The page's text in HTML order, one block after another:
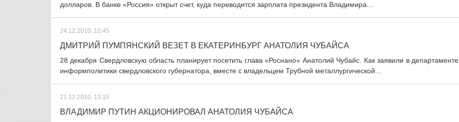
долларов. В банке «Россия» открыт счет, куда переводится зарплата президента Владимира...
24.12.2010, 10:45
ДМИТРИЙ ПУМПЯНСКИЙ ВЕЗЕТ В ЕКАТЕРИНБУРГ АНАТОЛИЯ ЧУБАЙСА
28 декабря Свердловскую область планирует посетить глава «Роснано» Анатолий Чубайс. Как заявили в департаменте
информполитики свердловского губернатора, вместе с владельцем Трубной металлургической...
21.12.2010, 13:15
ВЛАДИМИР ПУТИН АКЦИОНИРОВАЛ АНАТОЛИЯ ЧУБАЙСА